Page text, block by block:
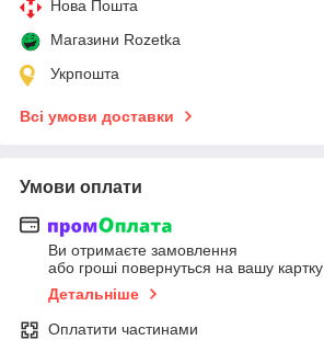
Нова Пошта
Магазини Rozetka
Укрпошта
Всі умови доставки
Умови оплати
Ви отримаєте замовлення
або гроші повернуться на вашу картку
Детальніше
Оплатити частинами